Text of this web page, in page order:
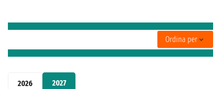
2026 2027
Ordina per